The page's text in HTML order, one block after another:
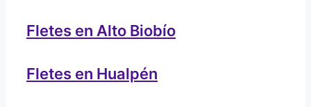
Fletes en Alto Biobío
Fletes en Hualpén